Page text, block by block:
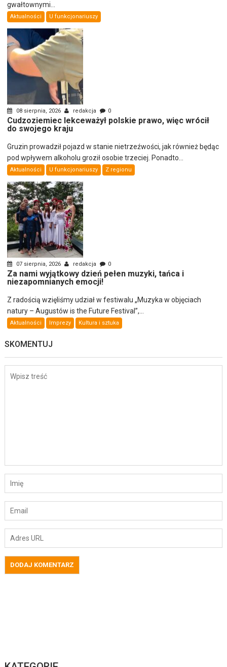
gwałtownymi...
Aktualności U funkcjonariuszy
08 sierpnia, 2026 redakcja 0
Cudzoziemiec lekceważył polskie prawo, więc wrócił
do swojego kraju
Gruzin prowadził pojazd w stanie nietrzeźwości, jak również będąc
pod wpływem alkoholu groził osobie trzeciej. Ponadto...
Aktualności U funkcjonariuszy Z regionu
07 sierpnia, 2026 redakcja 0
Za nami wyjątkowy dzień pełen muzyki, tańca i
niezapomnianych emocji!
Z radością wzięliśmy udział w festiwalu „Muzyka w objęciach
natury – Augustów is the Future Festival”,...
Aktualności Imprezy Kultura i sztuka
SKOMENTUJ